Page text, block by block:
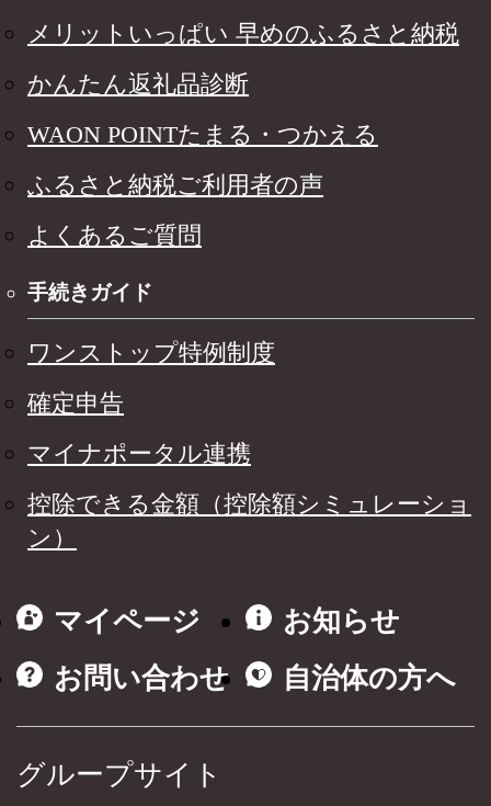
メリットいっぱい 早めのふるさと納税
かんたん返礼品診断
WAON POINTたまる・つかえる
ふるさと納税ご利用者の声
よくあるご質問
手続きガイド
ワンストップ特例制度
確定申告
マイナポータル連携
控除できる金額（控除額シミュレーショ
ン）
マイページ
お知らせ
お問い合わせ
自治体の方へ
グループサイト